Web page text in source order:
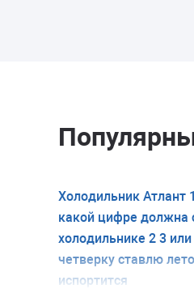
Холодильник Атлант
какой цифре должна
холодильнике 2 3
четверку ставлю
испортится